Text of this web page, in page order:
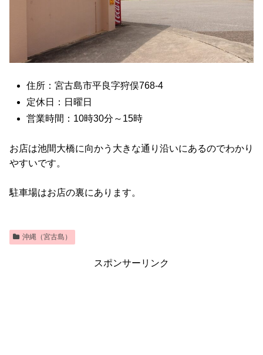
住所：宮古島市平良字狩俣768-4
定休日：日曜日
営業時間：10時30分～15時
お店は池間大橋に向かう大きな通り沿いにあるのでわかり
やすいです。
駐車場はお店の裏にあります。
沖縄（宮古島）
スポンサーリンク